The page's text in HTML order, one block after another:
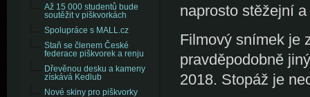
naprosto stěžejní
Filmový snímek je
pravděpodobně
2018. Stopáž je
Až 15 000 studentů bude
soutěžit v piškvorkách
Spolupráce s MALL.cz
Staň se členem České
federace piškvorek a renju
Dřevěnou desku a kameny
získává Kedlub
Nové skiny pro piškvorky